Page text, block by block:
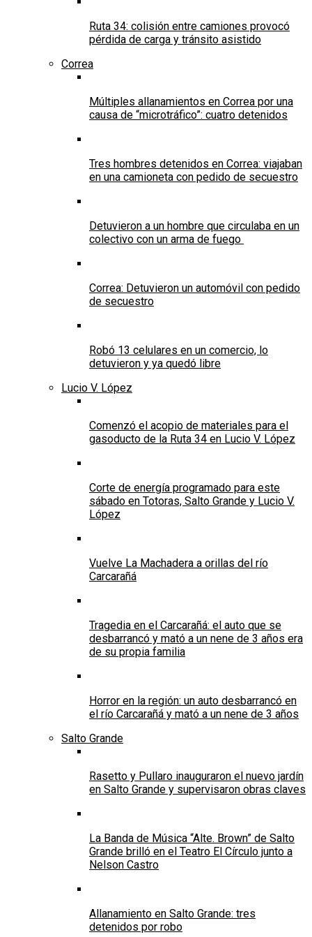
Ruta 34: colisión entre camiones provocó
pérdida de carga y tránsito asistido
Correa
Múltiples allanamientos en Correa por una
causa de “microtráfico”: cuatro detenidos
Tres hombres detenidos en Correa: viajaban
en una camioneta con pedido de secuestro
Detuvieron a un hombre que circulaba en un
colectivo con un arma de fuego
Correa: Detuvieron un automóvil con pedido
de secuestro
Robó 13 celulares en un comercio, lo
detuvieron y ya quedó libre
Lucio V. López
Comenzó el acopio de materiales para el
gasoducto de la Ruta 34 en Lucio V. López
Corte de energía programado para este
sábado en Totoras, Salto Grande y Lucio V.
López
Vuelve La Machadera a orillas del río
Carcarañá
Tragedia en el Carcarañá: el auto que se
desbarrancó y mató a un nene de 3 años era
de su propia familia
Horror en la región: un auto desbarrancó en
el río Carcarañá y mató a un nene de 3 años
Salto Grande
Rasetto y Pullaro inauguraron el nuevo jardín
en Salto Grande y supervisaron obras claves
La Banda de Música “Alte. Brown” de Salto
Grande brilló en el Teatro El Círculo junto a
Nelson Castro
Allanamiento en Salto Grande: tres
detenidos por robo